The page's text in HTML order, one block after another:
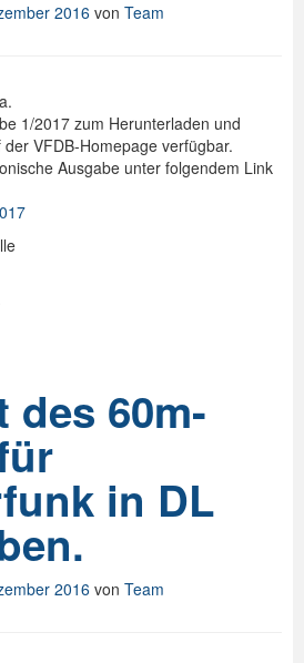
2016 von Team
1/2017 zum Herunterladen und
VFDB-Homepage verfügbar.
Ausgabe unter folgendem Link
des 60m-
in DL
2016 von Team